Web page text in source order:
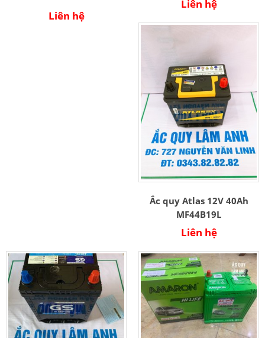
Liên hệ
Liên hệ
Ắc quy Atlas 12V 40Ah
MF44B19L
Liên hệ